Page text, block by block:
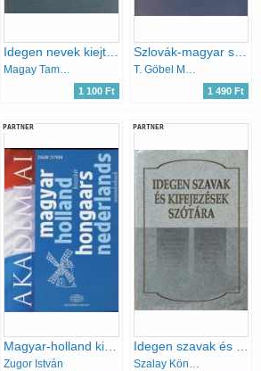
Idegen nevek kiejtési szótára
Magay Tamás
1 100 Ft
Szlovák-magyar szótár
T. Göbel Marianne
1 490 Ft
PARTNER
Zugor István
PARTNER
Szalay Könyvkiadó